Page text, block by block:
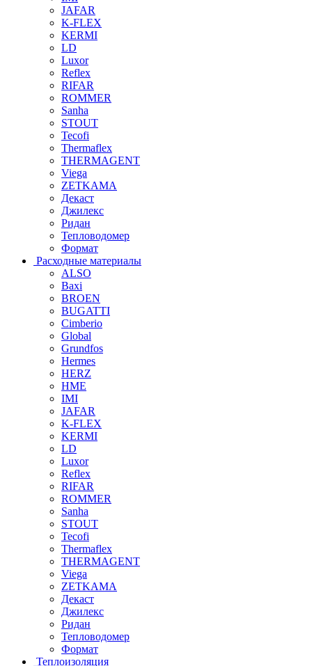
JAFAR
K-FLEX
KERMI
LD
Luxor
Reflex
RIFAR
ROMMER
Sanha
STOUT
Tecofi
Thermaflex
THERMAGENT
Viega
ZETKAMA
Декаст
Джилекс
Ридан
Тепловодомер
Формат
Расходные материалы
ALSO
Baxi
BROEN
BUGATTI
Cimberio
Global
Grundfos
Hermes
HERZ
HME
IMI
JAFAR
K-FLEX
KERMI
LD
Luxor
Reflex
RIFAR
ROMMER
Sanha
STOUT
Tecofi
Thermaflex
THERMAGENT
Viega
ZETKAMA
Декаст
Джилекс
Ридан
Тепловодомер
Формат
Теплоизоляция